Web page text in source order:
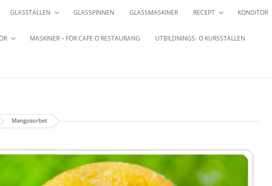
GLASSTÄLLEN GLASSPINNEN GLASSMASKINER RECEPT KONDITOR
MASKINER – FÖR CAFE O RESTAURANG UTBILDNINGS- O KURSSTÄLLEN
Mangosorbet